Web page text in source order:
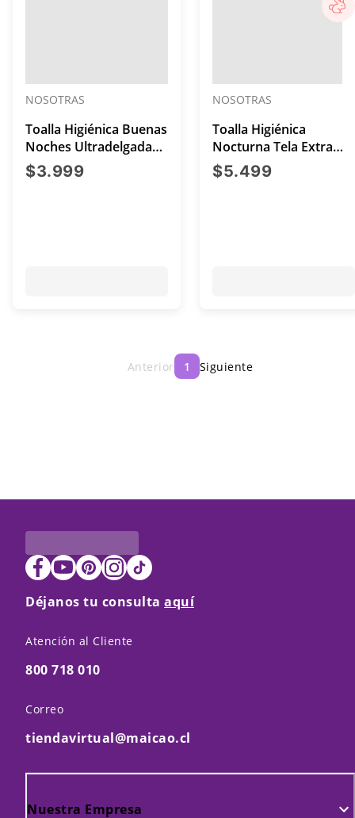
NOSOTRAS
Toalla Higiénica Buenas
Noches Ultradelgada
Tela Malla 16 Unidades
$3.999precio actual $3.999
NOSOTRAS
Toalla Higiénica
Nocturna Tela Extra
Suave 30 Unidades
$5.499precio
Anterior 1 Siguiente
Déjanos tu consulta aquí
Atención al Cliente
800 718 010
Correo
tiendavirtual@maicao.cl
Nuestra Empresa